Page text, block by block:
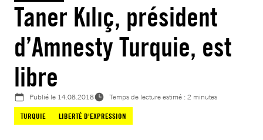
Taner Kılıç, président
d’Amnesty Turquie, est
libre
Publié le 14.08.2018
Temps de lecture estimé : 2 minutes
TURQUIE
LIBERTÉ D'EXPRESSION